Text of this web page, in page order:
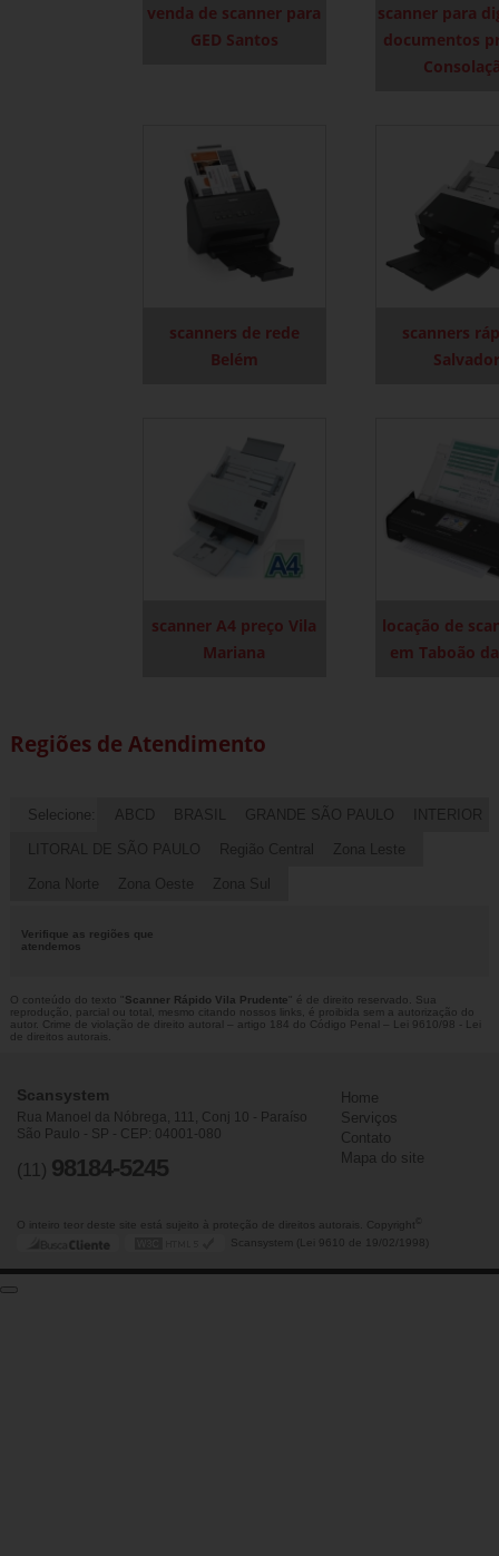
venda de scanner para
GED Santos
scanner para
documentos
scanners de rede
Belém
scanners
scanner A4 preço Vila
Mariana
locação de
em Taboão
Regiões de Atendimento
Selecione: ABCD BRASIL GRANDE SÃO PAULO INTERIOR
LITORAL DE SÃO PAULO Região Central Zona Leste
Zona Norte Zona Oeste Zona Sul
Verifique as regiões que
atendemos
O conteúdo do texto " Scanner Rápido Vila Prudente " é de direito reservado. Sua
reprodução, parcial ou total, mesmo citando nossos links, é proibida sem a autorização do
autor. Crime de violação de direito autoral – artigo 184 do Código Penal –
Lei 9610/98 - Lei
de direitos autorais
Scansystem
Rua Manoel da Nóbrega, 111, Conj 10 - Paraíso
São Paulo - SP - CEP: 04001-080
(11) 98184-5245
Home
Serviços
Contato
Mapa do site
O inteiro teor deste site está sujeito à proteção de direitos autorais. Copyright
Scansystem (Lei 9610 de 19/02/1998)